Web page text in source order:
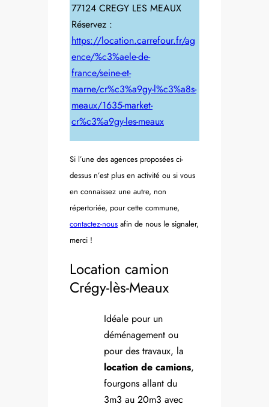
77124 CREGY LES MEAUX
Réservez :
https://location.carrefour.fr/ag
ence/%c3%aele-de-
france/seine-et-
marne/cr%c3%a9gy-l%c3%a8s-
meaux/1635-market-
cr%c3%a9gy-les-meaux
Si l’une des agences proposées ci-
dessus n’est plus en activité ou si vous
en connaissez une autre, non
répertoriée, pour cette commune,
contactez-nous afin de nous le signaler,
merci !
Location camion
Crégy-lès-Meaux
Idéale pour un
déménagement ou
pour des travaux, la
location de camions,
fourgons allant du
3m3 au 20m3 avec